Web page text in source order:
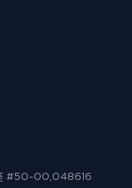
座 #50-00,048616